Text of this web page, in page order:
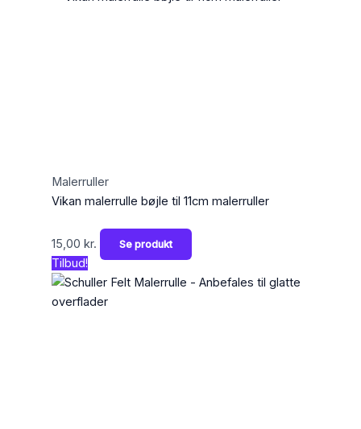
Malerruller
Vikan malerrulle bøjle til 11cm malerruller
15,00 kr. Se produkt
Tilbud!